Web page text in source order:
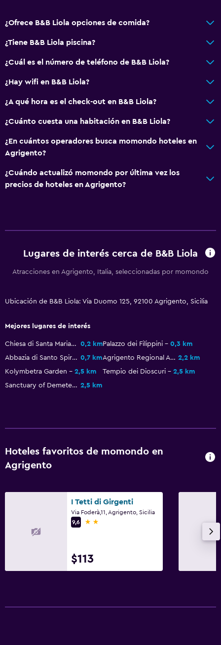
Baño pequeño adicional
Bidé
Papel higiénico
Baño privado
Vista a una calle tranquila
Vista al patio interior
Accesibilidad y adecuación
Para no fumadores
Entrada privada
Habitación
Cama plegable
Enchufe cerca de la cama
Salud y seguridad
Limpieza diaria
Seguridad las 24 horas
Servicio de habitaciones
Acceso con llave
¿Ofrece B&B Liola opciones de comida?
¿Tiene B&B Liola piscina?
¿Cuál es el número de teléfono de B&B Liola?
¿Hay wifi en B&B Liola?
¿A qué hora es el check-out en B&B Liola?
¿Cuánto cuesta una habitación en B&B Liola?
¿En cuántos operadores busca momondo hoteles en
Agrigento?
¿Cuándo actualizó momondo por última vez los
precios de hoteles en Agrigento?
Lugares de interés cerca de B&B Liola
Atracciones en Agrigento, Italia, seleccionadas por momondo
Ubicación de B&B Liola: Via Duomo 125, 92100 Agrigento, Sicilia
Mejores lugares de interés
Chiesa di Santa Maria dei Greci 0,2 kmPalazzo dei Filippini
0,3 km
Abbazia di Santo Spirito 0,7 km Agrigento Regional Archaeological Museum 2,2 km
Kolymbetra Garden
2,5 km Tempio dei Dioscuri
2,5 km
Sanctuary of Demeter and Persephone 2,5 km
Hoteles favoritos de momondo en
Agrigento
I Tetti di Girgenti
Via Foderà,11, Agrigento, Sicilia
9,6
2 estrellas
$113